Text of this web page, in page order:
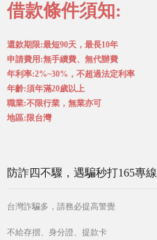
借款條件須知:
還款期限:最短90天，最長10年
申請費用:無手續費、無代辦費
年利率:2%~30%，不超過法定利率
年齡:須年滿20歲以上
職業:不限行業，無業亦可
地區:限台灣
防詐四不驟，遇騙秒打165專線
台灣詐騙多，請務必提高警覺
不給存摺、身分證、提款卡